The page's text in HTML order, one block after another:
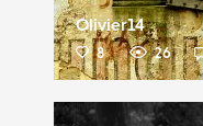
Olivier14
8 26